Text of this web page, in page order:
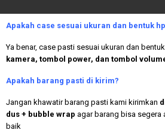
Apakah case sesuai ukuran dan bentuk
Ya benar, case pasti sesuai ukuran dan
kamera, tombol power, dan tombol
Apakah barang pasti di kirim?
Jangan khawatir barang pasti kami kirimkan
dus + bubble wrap agar barang bisa segera
baik